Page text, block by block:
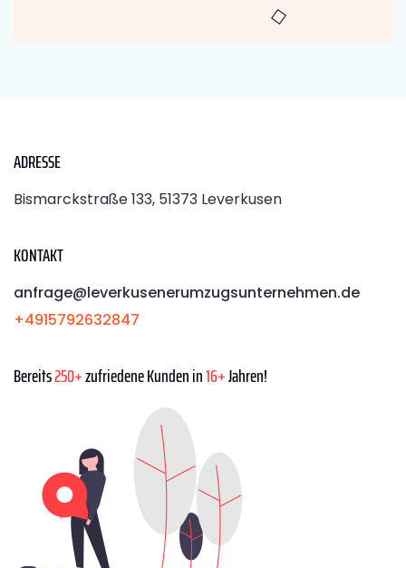
ADRESSE
Bismarckstraße 133, 51373 Leverkusen
KONTAKT
anfrage@leverkusenerumzugsunternehmen.de
+4915792632847
Bereits250+zufriedene Kunden in16+Jahren!